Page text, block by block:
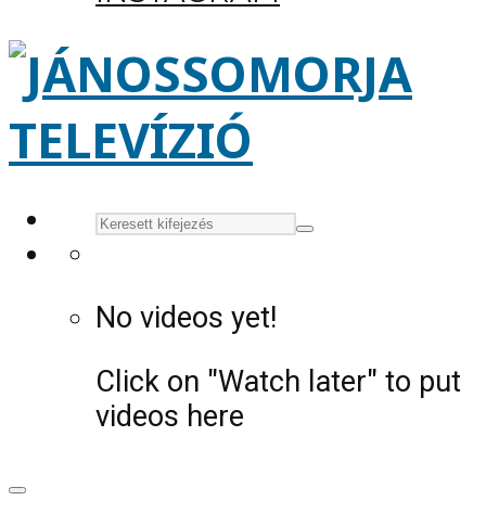
No videos yet!
Click on "Watch later" to put
videos here